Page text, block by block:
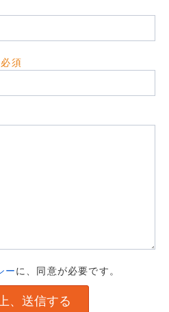
須
ーに、同意が必要です。